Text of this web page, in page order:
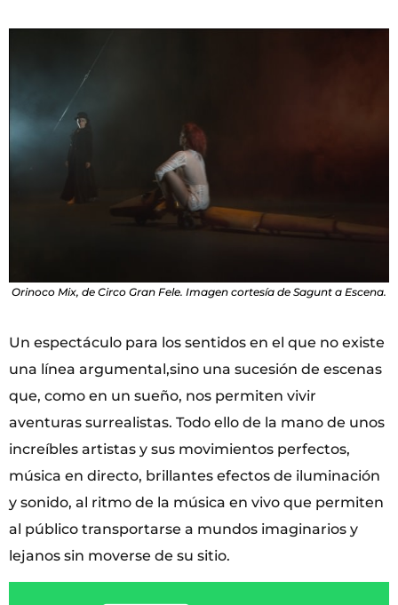
Orinoco Mix, de Circo Gran Fele. Imagen cortesía de Sagunt a Escena.
Un espectáculo para los sentidos en el que no existe
una línea argumental,sino una sucesión de escenas
que, como en un sueño, nos permiten vivir
aventuras surrealistas. Todo ello de la mano de unos
increíbles artistas y sus movimientos perfectos,
música en directo, brillantes efectos de iluminación
y sonido, al ritmo de la música en vivo que permiten
al público transportarse a mundos imaginarios y
lejanos sin moverse de su sitio.